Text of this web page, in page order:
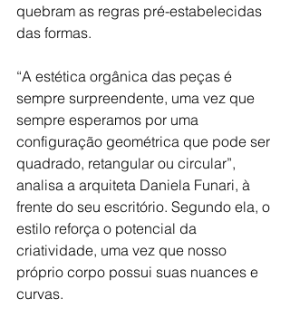
quebram as regras pré-estabelecidas
das formas.
“A estética orgânica das peças é
sempre surpreendente, uma vez que
sempre esperamos por uma
configuração geométrica que pode ser
quadrado, retangular ou circular”,
analisa a arquiteta Daniela Funari, à
frente do seu escritório. Segundo ela, o
estilo reforça o potencial da
criatividade, uma vez que nosso
próprio corpo possui suas nuances e
curvas.